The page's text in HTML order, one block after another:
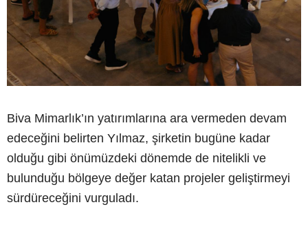
Biva Mimarlık’ın yatırımlarına ara vermeden devam
edeceğini belirten Yılmaz, şirketin bugüne kadar
olduğu gibi önümüzdeki dönemde de nitelikli ve
bulunduğu bölgeye değer katan projeler geliştirmeyi
sürdüreceğini vurguladı.